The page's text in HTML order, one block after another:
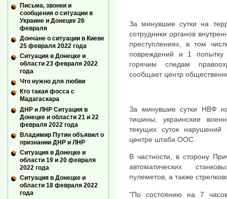
За минувшие сутки на
сотрудники органов
преступлениях, в том
повреждений и 1 попытку
горячим следам
сообщает центр
За минувшие сутки НВФ
тишины, украинские
текущих суток
центре штаба ООС.
В частности, в сторону
автоматических
пулеметов, а также
"По состоянию на 7
Письма, звонки и
сообщения о ситуации в
Украине и Донецке 26
февраля
Дончане о ситуации в Киеве
25 февраля 2022 года
Ситуация в Донецке и
области 23 февраля 2022
года
Что нужно для любви
Кто такая фосса с
Мадагаскара
ДНР и ЛНР Ситуация в
Донецке и области 21 и 22
февраля 2022 года
Владимир Путин объявил о
признании ДНР и ЛНР
Ситуация в Донецке и
области 19 и 20 февраля
2022 года
Ситуация в Донецке и
области 18 февраля 2022
года